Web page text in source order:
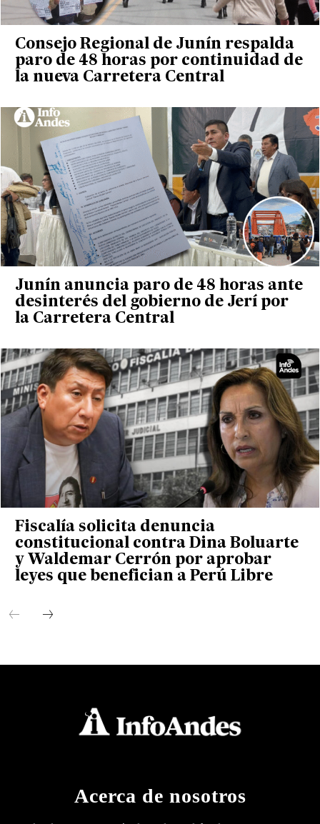
Consejo Regional de Junín respalda
paro de 48 horas por continuidad de
la nueva Carretera Central
Junín anuncia paro de 48 horas ante
desinterés del gobierno de Jerí por
la Carretera Central
Fiscalía solicita denuncia
constitucional contra Dina Boluarte
y Waldemar Cerrón por aprobar
leyes que benefician a Perú Libre
Acerca de nosotros